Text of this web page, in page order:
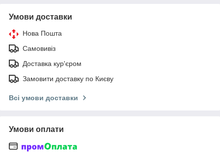
Умови доставки
Нова Пошта
Самовивіз
Доставка кур'єром
Замовити доставку по Києву
Всі умови доставки
Умови оплати